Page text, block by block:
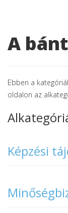
A
Ebben a
oldalon az
Képzési